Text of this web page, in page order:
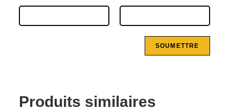
Produits similaires